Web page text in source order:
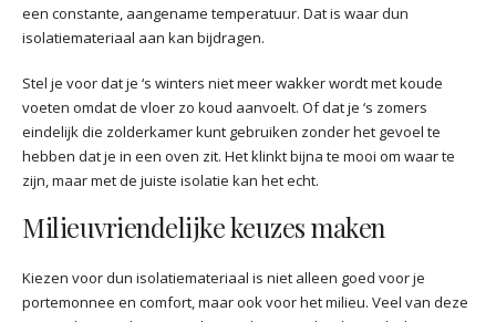
een constante, aangename temperatuur. Dat is waar dun
isolatiemateriaal aan kan bijdragen.
Stel je voor dat je ‘s winters niet meer wakker wordt met koude
voeten omdat de vloer zo koud aanvoelt. Of dat je ‘s zomers
eindelijk die zolderkamer kunt gebruiken zonder het gevoel te
hebben dat je in een oven zit. Het klinkt bijna te mooi om waar te
zijn, maar met de juiste isolatie kan het echt.
Milieuvriendelijke keuzes maken
Kiezen voor dun isolatiemateriaal is niet alleen goed voor je
portemonnee en comfort, maar ook voor het milieu. Veel van deze